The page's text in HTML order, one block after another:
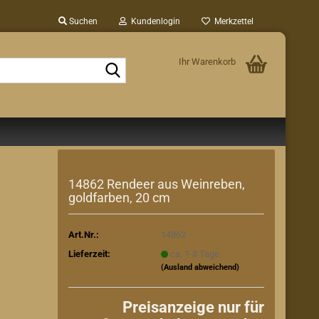
Suchen Kundenlogin Merkzettel
Ihr Warenkorb
14862 Rendeer aus Weinreben,
goldfarben, 20 cm
Art.Nr.:
14862
Lieferzeit:
ca. 1-3 Tage
(Ausland abweichend)
Preisanzeige nur für